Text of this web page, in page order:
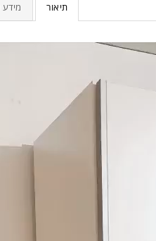
תיאור